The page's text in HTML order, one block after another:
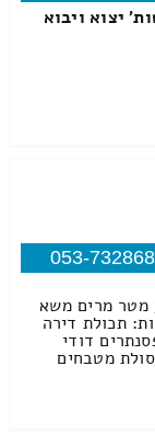
יצוא ויבוא
053-
מנוף להמרת משא עד 33 מטר מרים משא
לגובה 10 קומות: תכולת דירה
דודי
מטבחים